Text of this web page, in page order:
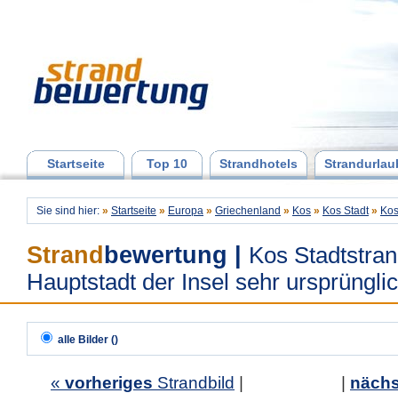
Startseite Top 10 Strandhotels
Sie sind hier: » Startseite » Europa » Griechenland » Kos » Kos Stadt »
Strand bewertung
Kos
Hauptstadt der Insel sehr
alle Bilder ()
« vorheriges Strandbild